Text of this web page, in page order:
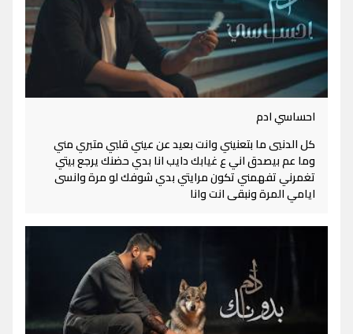
احساسي ادم
كل الدنيي ما بتعنيني وانت بعيد عن عيني قلبي متبري مني
وما عم بيصدق اني ع غيابك دايب انا بدي حضنك يرجع بيتي
تغمرني تفهمني تكون مرايتي بدي شوفك لو مرة وانسى
ايامي المرة ونبقى انت وانا